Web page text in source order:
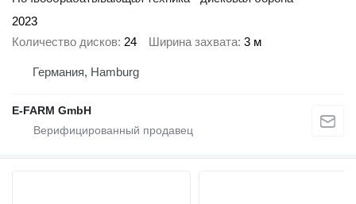
2023
Количество дисков 24 Ширина захвата 3 м
Германия, Hamburg
E-FARM GmbH